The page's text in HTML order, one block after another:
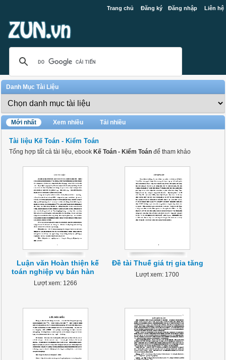
Trang chủ Đăng ký Đăng nhập Liên hệ
Danh Mục Tài Liệu
Mới nhất Xem nhiều Tải nhiều
Tài liệu Kế Toán - Kiểm Toán
Tổng hợp tất cả tài liệu, ebook Kế Toán - Kiểm Toán để tham khảo
Luận văn Hoàn thiện kế
toán nghiệp vụ bán hàn
Lượt xem: 1266
Đề tài Thuế giá trị gia tăng
Lượt xem: 1700